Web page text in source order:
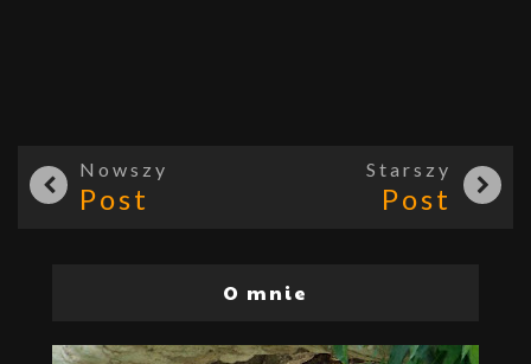
Nowszy
Post
Starszy
Post
O mnie